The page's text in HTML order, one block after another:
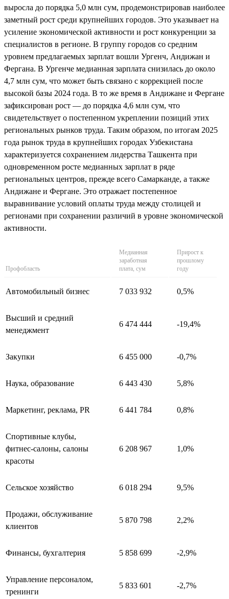
выросла до порядка 5,0 млн сум, продемонстрировав наиболее
заметный рост среди крупнейших городов. Это указывает на
усиление экономической активности и рост конкуренции за
специалистов в регионе. В группу городов со средним
уровнем предлагаемых зарплат вошли Ургенч, Андижан и
Фергана. В Ургенче медианная зарплата снизилась до около
4,7 млн сум, что может быть связано с коррекцией после
высокой базы 2024 года. В то же время в Андижане и Фергане
зафиксирован рост — до порядка 4,6 млн сум, что
свидетельствует о постепенном укреплении позиций этих
региональных рынков труда. Таким образом, по итогам 2025
года рынок труда в крупнейших городах Узбекистана
характеризуется сохранением лидерства Ташкента при
одновременном росте медианных зарплат в ряде
региональных центров, прежде всего Самарканде, а также
Андижане и Фергане. Это отражает постепенное
выравнивание условий оплаты труда между столицей и
регионами при сохранении различий в уровне экономической
активности.
Профобласть
Медианная
заработная
плата, сум
Прирост к
прошлому
году
Автомобильный бизнес 7 033 932 0,5%
Высший и средний
менеджмент
6 474 444 -19,4%
Закупки 6 455 000 -0,7%
Наука, образование 6 443 430 5,8%
Маркетинг, реклама, PR 6 441 784 0,8%
Спортивные клубы,
фитнес-салоны, салоны
красоты
6 208 967 1,0%
Сельское хозяйство 6 018 294 9,5%
Продажи, обслуживание
клиентов
5 870 798 2,2%
Финансы, бухгалтерия 5 858 699 -2,9%
Управление персоналом,
тренинги
5 833 601 -2,7%